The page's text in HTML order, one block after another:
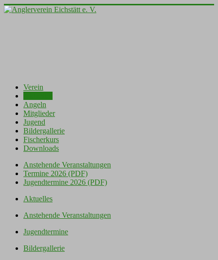
Verein
Angeln
Mitglieder
Jugend
Bildergallerie
Fischerkurs
Downloads
Anstehende Veranstaltungen
Termine 2026 (PDF)
Jugendtermine 2026 (PDF)
Aktuelles
Anstehende Veranstaltungen
Jugendtermine
Bildergallerie